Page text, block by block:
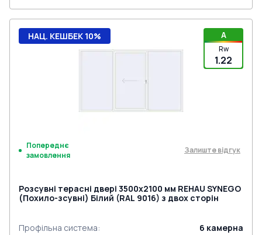
A
Rw
1.22
НАЦ. КЕШБЕК 10%
Попереднє
замовлення
Залиште відгук
Розсувні терасні двері 3500x2100 мм REHAU SYNEGO
(Похило-зсувні) Білий (RAL 9016) з двох сторін
Профільна система: 6 камерна